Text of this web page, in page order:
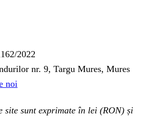
2022
nr. 9, Targu Mures, Mures
noi
site sunt exprimate în lei (RON) și